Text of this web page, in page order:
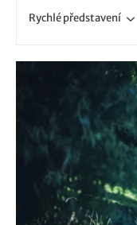
Rychlépředstavení